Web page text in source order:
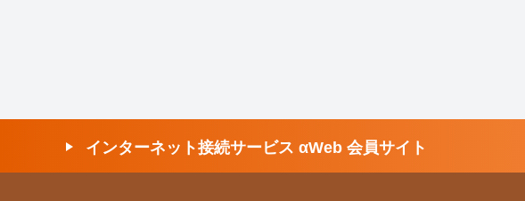
インターネット接続サービス αWeb 会員サイト